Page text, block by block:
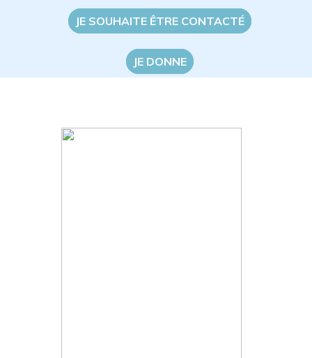
JE SOUHAITE ÊTRE CONTACTÉ
JE DONNE